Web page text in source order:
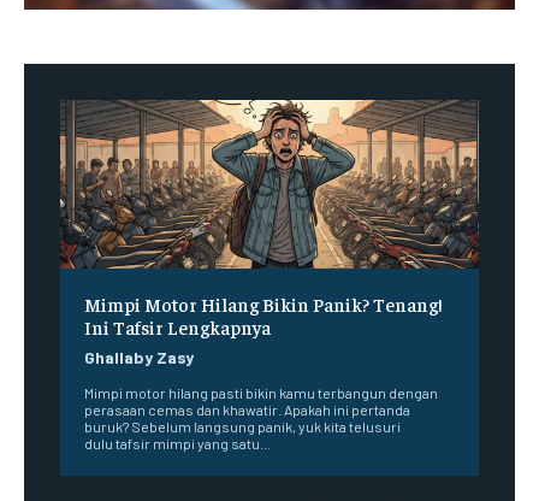
Mimpi Motor Hilang Bikin Panik? Tenang!
Ini Tafsir Lengkapnya
Ghallaby Zasy
Mimpi motor hilang pasti bikin kamu terbangun dengan
perasaan cemas dan khawatir. Apakah ini pertanda
buruk? Sebelum langsung panik, yuk kita telusuri
dulu tafsir mimpi yang satu...